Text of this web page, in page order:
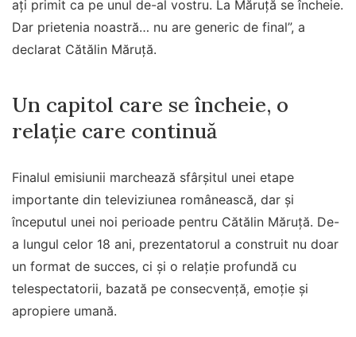
ați primit ca pe unul de-al vostru. La Măruță se încheie.
Dar prietenia noastră… nu are generic de final”, a
declarat Cătălin Măruță.
Un capitol care se încheie, o
relație care continuă
Finalul emisiunii marchează sfârșitul unei etape
importante din televiziunea românească, dar și
începutul unei noi perioade pentru Cătălin Măruță. De-
a lungul celor 18 ani, prezentatorul a construit nu doar
un format de succes, ci și o relație profundă cu
telespectatorii, bazată pe consecvență, emoție și
apropiere umană.